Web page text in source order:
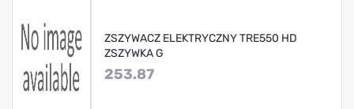
ZSZYWACZ ELEKTRYCZNY TRE550 HD
ZSZYWKA G
253.87